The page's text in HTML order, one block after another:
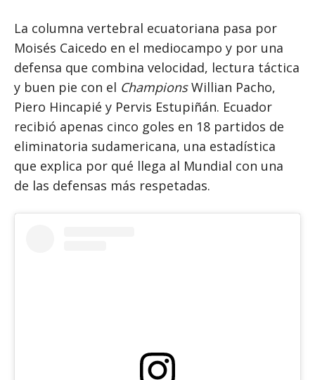
La columna vertebral ecuatoriana pasa por
Moisés Caicedo en el mediocampo y por una
defensa que combina velocidad, lectura táctica
y buen pie con el ChampionsWillian Pacho,
Piero Hincapié y Pervis Estupiñán. Ecuador
recibió apenas cinco goles en 18 partidos de
eliminatoria sudamericana, una estadística
que explica por qué llega al Mundial con una
de las defensas más respetadas.